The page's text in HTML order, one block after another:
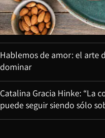
Hablemos de amor: el arte
dominar
Catalina Gracia Hinke: “La
puede seguir siendo sólo